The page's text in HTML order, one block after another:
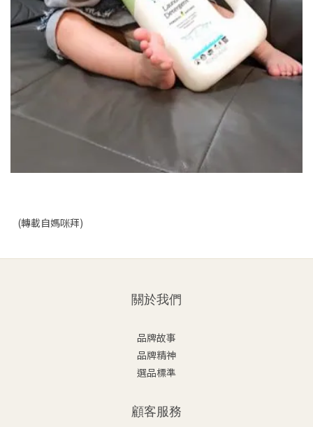
(轉載自媽咪拜)
關於我們
品牌故事
品牌精神
選品標準
顧客服務